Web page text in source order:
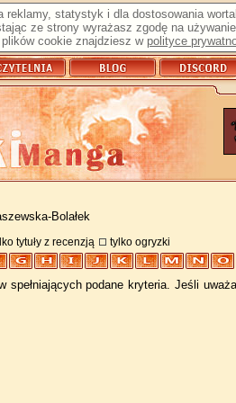
statystyk i dla dostosowania
ze strony wyrażasz zgodę na
cookie znajdziesz w polityce
Bolałek
tytuły z recenzją tylko ogryzki
spełniających podane kryteria. Jeśli